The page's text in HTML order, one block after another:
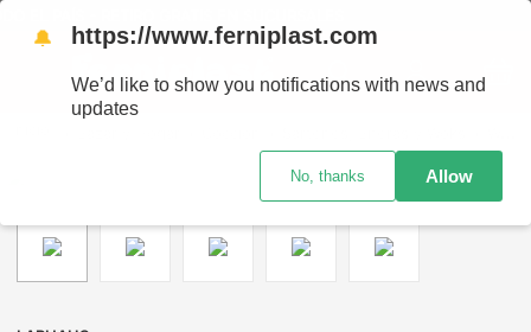
🔔 https://www.ferniplast.com
We’d like to show you notifications with news and
updates
No, thanks Allow